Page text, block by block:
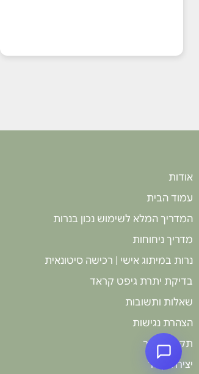
אודות
עמוד הבית
המדריך המלא לשימוש נכון בנרות
מדריך ניחוחות
נרות במיתוג אישי | רכישה סיטונאית
בדיקת יתרת גיפט קראד
שאלות ותשובות
הצהרת נגישות
תקנון האתר
יצירת קשר